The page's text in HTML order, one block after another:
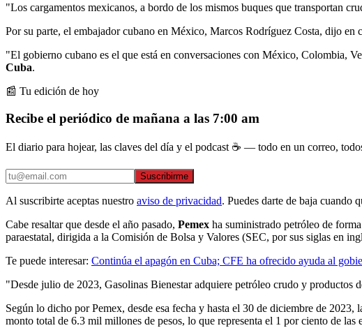
"Los cargamentos mexicanos, a bordo de los mismos buques que transportan
Por su parte, el embajador cubano en México, Marcos Rodríguez Costa, dijo en
"El gobierno cubano es el que está en conversaciones con México, Colombia,
Cuba.
📰 Tu edición de hoy
Recibe el periódico de mañana a las 7:00 am
El diario para hojear, las claves del día y el podcast ☕ — todo en un correo,
Suscribirme
Al suscribirte aceptas nuestro aviso de privacidad. Puedes darte de baja cuando
Cabe resaltar que desde el año pasado, Pemex ha suministrado petróleo de
paraestatal, dirigida a la Comisión de Bolsa y Valores (SEC, por sus siglas en
Te puede interesar: Continúa el apagón en Cuba; CFE ha ofrecido ayuda al
"Desde julio de 2023, Gasolinas Bienestar adquiere petróleo crudo y productos
Según lo dicho por Pemex, desde esa fecha y hasta el 30 de diciembre de
monto total de 6.3 mil millones de pesos, lo que representa el 1 por ciento de